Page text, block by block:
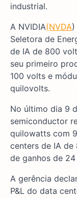
industrial.
A NVIDIA(NVDA)
Seletora de
de IA de 800
seu primeiro
100 volts e
quilovolts.
No último dia 9
semiconductor
quilowatts com
centers de IA de
de ganhos de
A gerência
P&L do data